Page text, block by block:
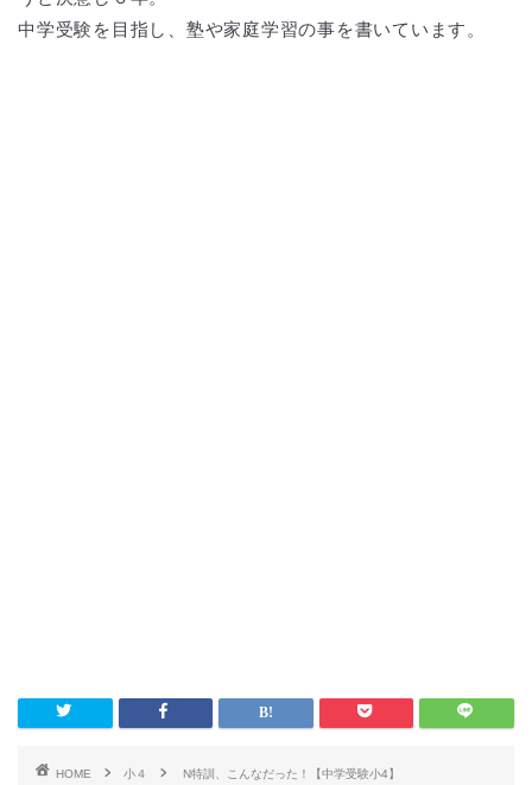
中学受験を目指し、塾や家庭学習の事を書いています。
HOME 小４ N特訓、こんなだった！【中学受験小4】